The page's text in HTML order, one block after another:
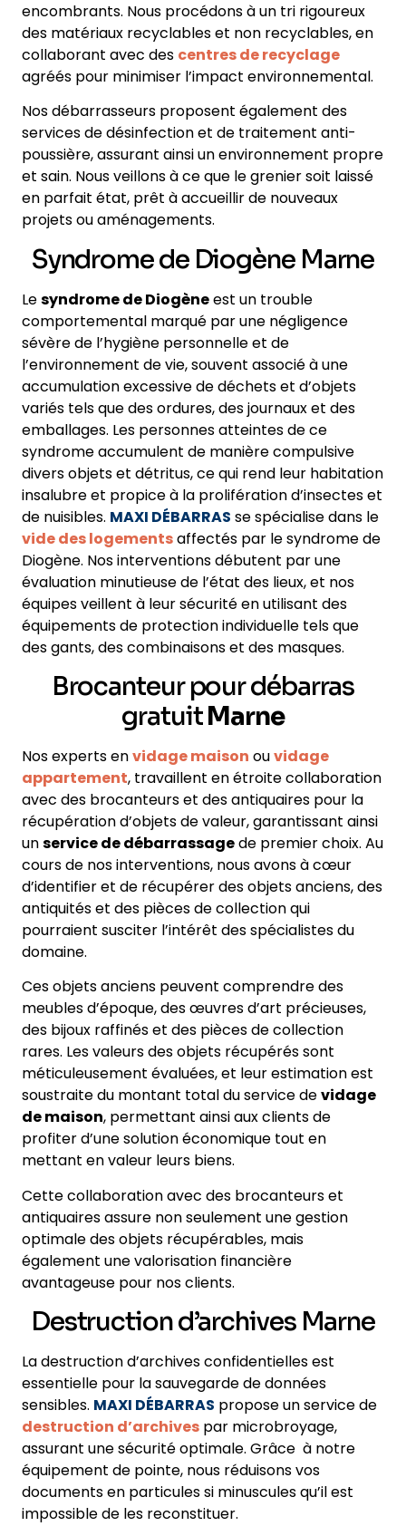
encombrants. Nous procédons à un tri rigoureux
des matériaux recyclables et non recyclables, en
collaborant avec des centres de recyclage
agréés pour minimiser l’impact environnemental.
Nos débarrasseurs proposent également des
services de désinfection et de traitement anti-
poussière, assurant ainsi un environnement propre
et sain. Nous veillons à ce que le grenier soit laissé
en parfait état, prêt à accueillir de nouveaux
projets ou aménagements.
Syndrome de Diogène Marne
Lesyndrome de Diogèneest un trouble
comportemental marqué par une négligence
sévère de l’hygiène personnelle et de
l’environnement de vie, souvent associé à une
accumulation excessive de déchets et d’objets
variés tels que des ordures, des journaux et des
emballages. Les personnes atteintes de ce
syndrome accumulent de manière compulsive
divers objets et détritus, ce qui rend leur habitation
insalubre et propice à la prolifération d’insectes et
de nuisibles. MAXI DÉBARRAS se spécialise dans le
vide des logementsaffectés par le syndrome de
Diogène. Nos interventions débutent par une
évaluation minutieuse de l’état des lieux, et nos
équipes veillent à leur sécurité en utilisant des
équipements de protection individuelle tels que
des gants, des combinaisons et des masques.
Brocanteur pour débarras
gratuitMarne
Nos experts envidage maison ouvidage
appartement, travaillent en étroite collaboration
avec des brocanteurs et des antiquaires pour la
récupération d’objets de valeur, garantissant ainsi
unservice de débarrassagede premier choix. Au
cours de nos interventions, nous avons à cœur
d’identifier et de récupérer des objets anciens, des
antiquités et des pièces de collection qui
pourraient susciter l’intérêt des spécialistes du
domaine.
Ces objets anciens peuvent comprendre des
meubles d’époque, des œuvres d’art précieuses,
des bijoux raffinés et des pièces de collection
rares. Les valeurs des objets récupérés sont
méticuleusement évaluées, et leur estimation est
soustraite du montant total du service devidage
de maison, permettant ainsi aux clients de
profiter d’une solution économique tout en
mettant en valeur leurs biens.
Cette collaboration avec des brocanteurs et
antiquaires assure non seulement une gestion
optimale des objets récupérables, mais
également une valorisation financière
avantageuse pour nos clients.
Destruction d’archives Marne
La destruction d’archives confidentielles est
essentielle pour la sauvegarde de données
sensibles. MAXI DÉBARRAS propose un service de
destruction d’archives par microbroyage,
assurant une sécurité optimale. Grâce à notre
équipement de pointe, nous réduisons vos
documents en particules si minuscules qu’il est
impossible de les reconstituer.